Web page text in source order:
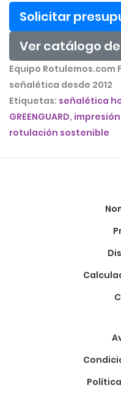
Solicitar
Ver catálogo
Equipo
señalética desde 2012
Etiquetas: señalética
GREENGUARD,
rotulación sostenible